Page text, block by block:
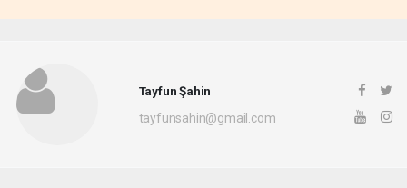
Tayfun Şahin
tayfunsahin@gmail.com